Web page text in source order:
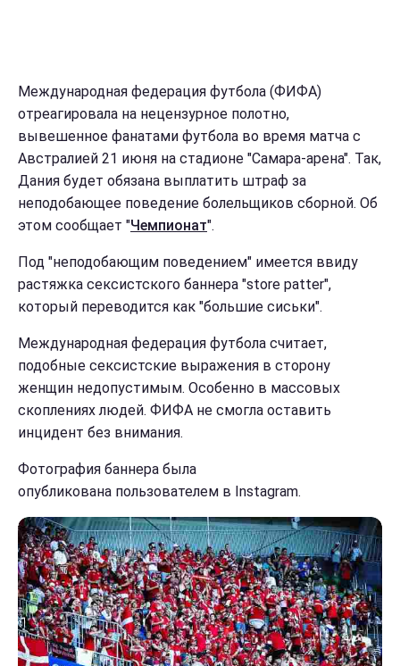
Международная федерация футбола (ФИФА)
отреагировала на нецензурное полотно,
вывешенное фанатами футбола во время матча с
Австралией 21 июня на стадионе "Самара-арена". Так,
Дания будет обязана выплатить штраф за
неподобающее поведение болельщиков сборной. Об
этом сообщает "Чемпионат".
Под "неподобающим поведением" имеется ввиду
растяжка сексистского баннера "store patter",
который переводится как "большие сиськи".
Международная федерация футбола считает,
подобные сексистские выражения в сторону
женщин недопустимым. Особенно в массовых
скоплениях людей. ФИФА не смогла оставить
инцидент без внимания.
Фотография баннера была
опубликована пользователем в Instagram.